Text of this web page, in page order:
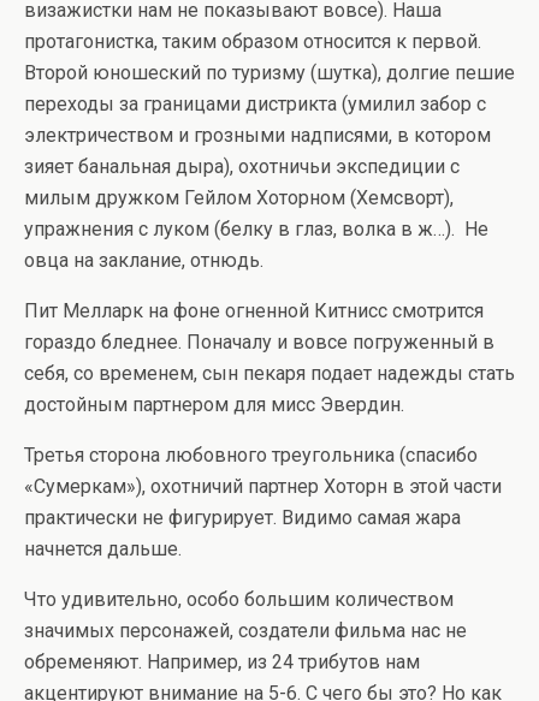
визажистки нам не показывают вовсе). Наша
протагонистка, таким образом относится к первой.
Второй юношеский по туризму (шутка), долгие пешие
переходы за границами дистрикта (умилил забор с
электричеством и грозными надписями, в котором
зияет банальная дыра), охотничьи экспедиции с
милым дружком Гейлом Хоторном (Хемсворт),
упражнения с луком (белку в глаз, волка в ж…). Не
овца на заклание, отнюдь.
Пит Мелларк на фоне огненной Китнисс смотрится
гораздо бледнее. Поначалу и вовсе погруженный в
себя, со временем, сын пекаря подает надежды стать
достойным партнером для мисс Эвердин.
Третья сторона любовного треугольника (спасибо
«Сумеркам»), охотничий партнер Хоторн в этой части
практически не фигурирует. Видимо самая жара
начнется дальше.
Что удивительно, особо большим количеством
значимых персонажей, создатели фильма нас не
обременяют. Например, из 24 трибутов нам
акцентируют внимание на 5-6. С чего бы это? Но как